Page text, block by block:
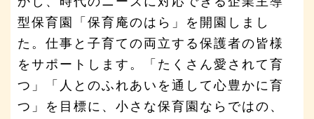
型保育園「保育庵のはら」を開園しまし
た。仕事と子育ての両立する保護者の皆様
をサポートします。「たくさん愛されて育
つ」「人とのふれあいを通して心豊かに育
つ」を目標に、小さな保育園ならではの、